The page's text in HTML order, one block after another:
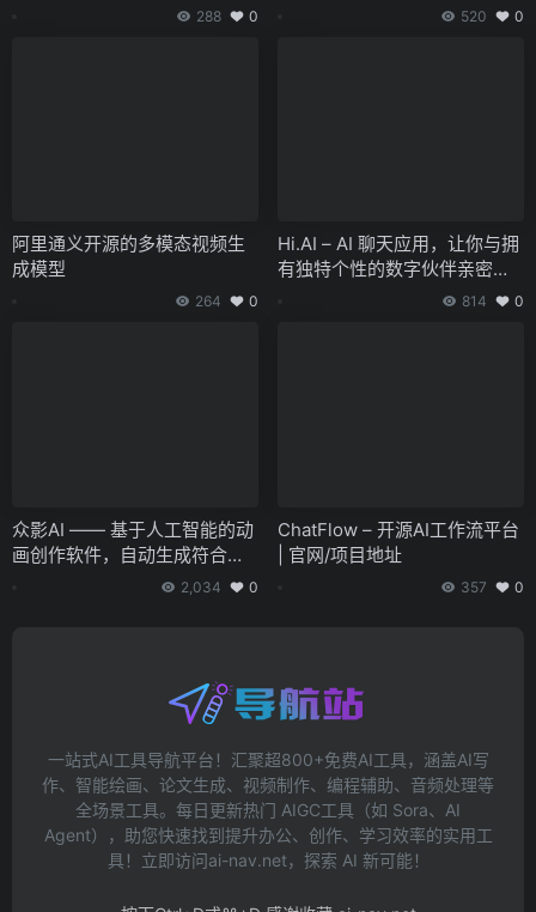
288 0 520 0
阿里通义开源的多模态视频生
成模型
264 0
Hi.AI – AI 聊天应用，让你与拥
有独特个性的数字伙伴亲密交
814 0
众影AI —— 基于人工智能的动
画创作软件，自动生成符合剧
本与音轨的动画内容 2,034 0
ChatFlow – 开源AI工作流平台
| 官网/项目地址
357 0
一站式AI工具导航平台！汇聚超800+免费AI工具，涵盖AI写
作、智能绘画、论文生成、视频制作、编程辅助、音频处理等
全场景工具。每日更新热门 AIGC工具（如 Sora、AI
Agent），助您快速找到提升办公、创作、学习效率的实用工
具！立即访问ai-nav.net，探索 AI 新可能！